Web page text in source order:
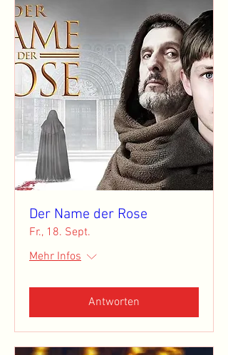
Der Name der Rose
Fr., 18. Sept.
Mehr Infos
Antworten